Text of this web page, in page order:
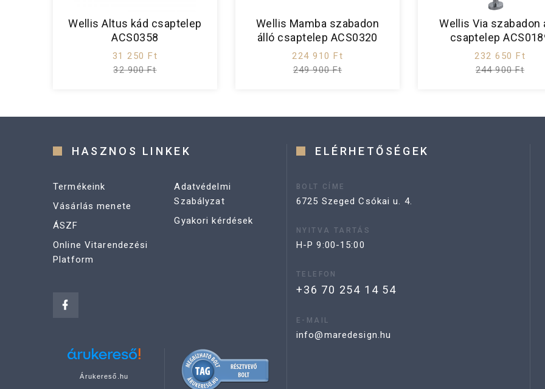
Wellis Altus kád csaptelep
ACS0358
31 250 Ft
32 900 Ft
Wellis Mamba szabadon
álló csaptelep ACS0320
224 910 Ft
249 900 Ft
Wellis Via szabadon
csaptelep
232 650 Ft
244 900 Ft
HASZNOS LINKEK
Termékeink
Vásárlás menete
ÁSZF
Online Vitarendezési
Platform
Adatvédelmi
Szabályzat
Gyakori kérdések
Árukereső.hu
ELÉRHETŐSÉGEK
BOLT CÍME
6725 Szeged Csókai u. 4.
NYITVA TARTÁS
H-P 9:00-15:00
TELEFON
+36 70 254 14 54
E-MAIL
info@maredesign.hu